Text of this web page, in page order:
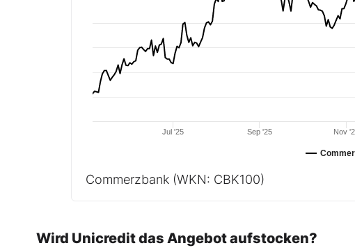
Jul '25 Sep '25 Nov
Commerzbank (WKN: CBK100)
Wird Unicredit das Angebot aufstocken?